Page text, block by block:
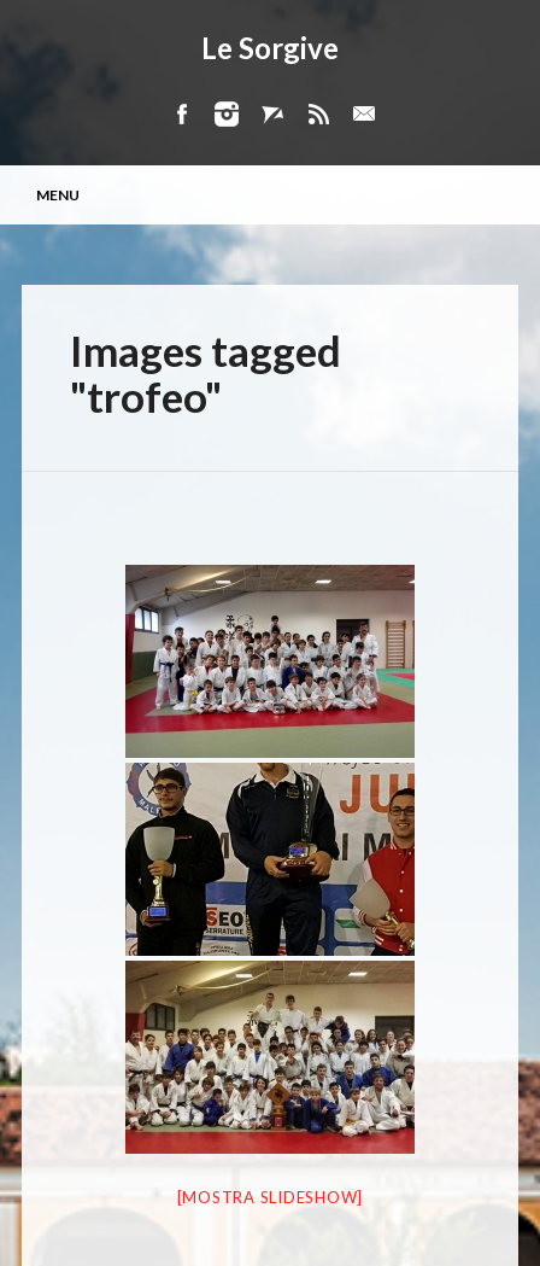
Le Sorgive
Menu principale
contenuto
MENU
Images tagged
"trofeo"
[MOSTRA SLIDESHOW]